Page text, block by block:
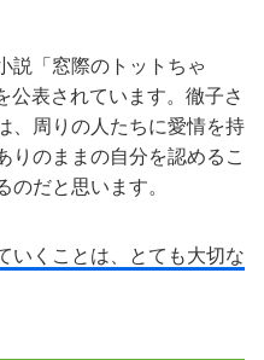
説「窓際のトットちゃ
公表されています。徹子さ
、周りの人たちに愛情を持
りのままの自分を認めるこ
だと思います。
いくことは、とても大切な